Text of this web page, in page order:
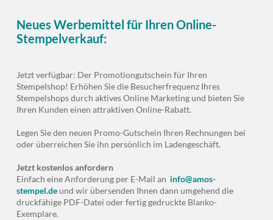
Neues Werbemittel für Ihren Online-
Stempelverkauf:
Jetzt verfügbar: Der Promotiongutschein für Ihren
Stempelshop! Erhöhen Sie die Besucherfrequenz Ihres
Stempelshops durch aktives Online Marketing und bieten Sie
Ihren Kunden einen attraktiven Online-Rabatt.
Legen Sie den neuen Promo-Gutschein Ihren Rechnungen bei
oder überreichen Sie ihn persönlich im Ladengeschäft.
Jetzt kostenlos anfordern
Einfach eine Anforderung per E-Mail an info@amos-
stempel.deund wir übersenden Ihnen dann umgehend die
druckfähige PDF-Datei oder fertig gedruckte Blanko-
Exemplare.